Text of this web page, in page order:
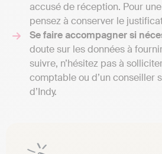
accusé de réception. Pour
pensez à conserver le
Se faire accompagner si
doute sur les données à
suivre, n’hésitez pas à
comptable ou d’un conseiller
d’Indy.